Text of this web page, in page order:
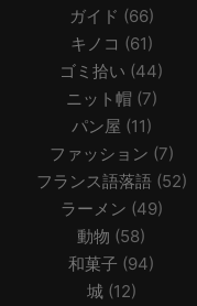
ガイド (66)
キノコ (61)
ゴミ拾い (44)
ニット帽 (7)
パン屋 (11)
ファッション (7)
フランス語落語 (52)
ラーメン (49)
動物 (58)
和菓子 (94)
城(12)